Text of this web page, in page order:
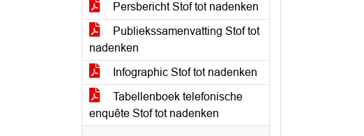
Persbericht Stof tot nadenken
Publiekssamenvatting Stof tot
nadenken
Infographic Stof tot nadenken
Tabellenboek telefonische
enquête Stof tot nadenken